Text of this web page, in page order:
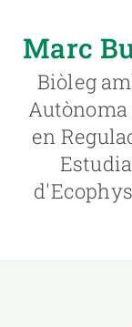
Marc
Biòleg
Autònoma
en
CIÈNCIA EN ACCIÓ
UNEIX-TE A
PARTICIPA
NOTÍCIES I